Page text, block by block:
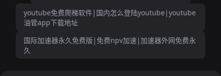
youtube免费爬梯软件|国内怎么登陆youtube|youtube
油管app下载地址
国际加速器永久免费版|免费npv加速|加速器外网免费永
久